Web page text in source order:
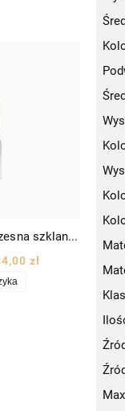
Balam D • nowoczesna szklana lampa wisząca designerska Ø11 złota/kolorowe szkło
zł